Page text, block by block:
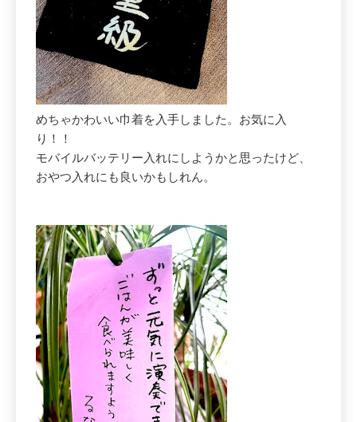
めちゃかわいい巾着を入手しました。お気に入
り！！
モバイルバッテリー入れにしようかと思ったけど、
おやつ入れにも良いかもしれん。